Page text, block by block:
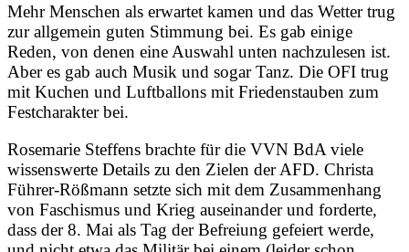
Mehr Menschen als erwartet kamen und das Wetter trug
zur allgemein guten Stimmung bei. Es gab einige
Reden, von denen eine Auswahl unten nachzulesen ist.
Aber es gab auch Musik und sogar Tanz. Die OFI trug
mit Kuchen und Luftballons mit Friedenstauben zum
Festcharakter bei.
Rosemarie Steffens brachte für die VVN BdA viele
wissenswerte Details zu den Zielen der AFD. Christa
Führer-Rößmann setzte sich mit dem Zusammenhang
von Faschismus und Krieg auseinander und forderte,
dass der 8. Mai als Tag der Befreiung gefeiert werde,